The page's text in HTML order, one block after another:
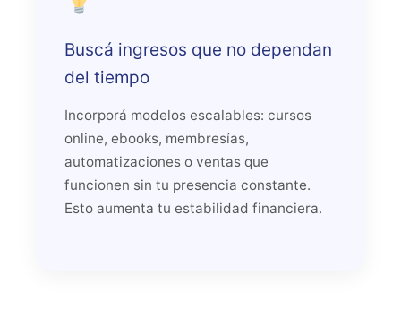
Buscá ingresos que no dependan
del tiempo
Incorporá modelos escalables: cursos
online, ebooks, membresías,
automatizaciones o ventas que
funcionen sin tu presencia constante.
Esto aumenta tu estabilidad financiera.